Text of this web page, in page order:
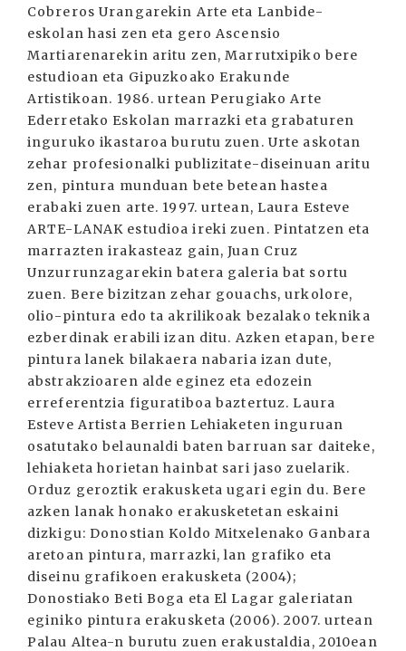
Cobreros Urangarekin Arte eta Lanbide-
eskolan hasi zen eta gero Ascensio
Martiarenarekin aritu zen, Marrutxipiko bere
estudioan eta Gipuzkoako Erakunde
Artistikoan. 1986. urtean Perugiako Arte
Ederretako Eskolan marrazki eta grabaturen
inguruko ikastaroa burutu zuen. Urte askotan
zehar profesionalki publizitate-diseinuan aritu
zen, pintura munduan bete betean hastea
erabaki zuen arte. 1997. urtean, Laura Esteve
ARTE-LANAK estudioa ireki zuen. Pintatzen eta
marrazten irakasteaz gain, Juan Cruz
Unzurrunzagarekin batera galeria bat sortu
zuen. Bere bizitzan zehar gouachs, urkolore,
olio-pintura edo ta akrilikoak bezalako teknika
ezberdinak erabili izan ditu. Azken etapan, bere
pintura lanek bilakaera nabaria izan dute,
abstrakzioaren alde eginez eta edozein
erreferentzia figuratiboa baztertuz. Laura
Esteve Artista Berrien Lehiaketen inguruan
osatutako belaunaldi baten barruan sar daiteke,
lehiaketa horietan hainbat sari jaso zuelarik.
Orduz geroztik erakusketa ugari egin du. Bere
azken lanak honako erakusketetan eskaini
dizkigu: Donostian Koldo Mitxelenako Ganbara
aretoan pintura, marrazki, lan grafiko eta
diseinu grafikoen erakusketa (2004);
Donostiako Beti Boga eta El Lagar galeriatan
eginiko pintura erakusketa (2006). 2007. urtean
Palau Altea-n burutu zuen erakustaldia, 2010ean